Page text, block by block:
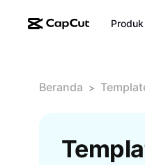
Produk
Beranda >